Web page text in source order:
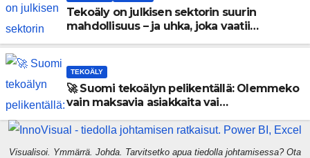
Tekoäly on julkisen sektorin suurin
mahdollisuus – ja uhka, joka vaatii
TEKOÄLY
🚀 Suomi tekoälyn pelikentällä: Olemmeko
vain maksavia asiakkaita vai
gigatehtaan?
Visualisoi. Ymmärrä. Johda. Tarvitsetko apua tiedolla johtamisessa? Ota